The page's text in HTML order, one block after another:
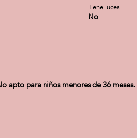
Tiene luces
No
apto para niños menores de 36 meses.